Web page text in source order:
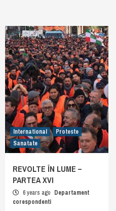
International
Proteste
Sanatate
REVOLTE ÎN LUME –
PARTEA XVI
6 years ago Departament
corespondenti